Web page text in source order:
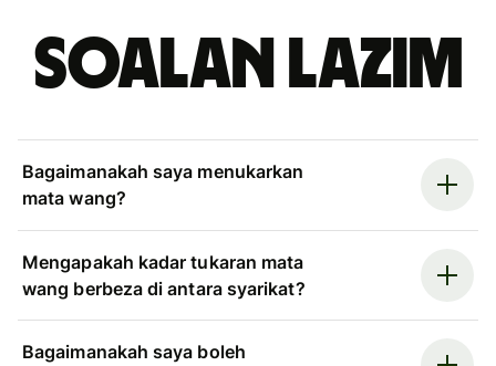
Soalan Lazim
Bagaimanakah saya menukarkan
mata wang?
Mengapakah kadar tukaran mata
wang berbeza di antara syarikat?
Bagaimanakah saya boleh